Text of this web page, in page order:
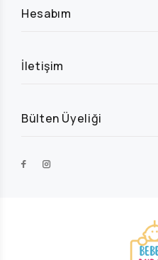
Hesabım
İletişim
Bülten Üyeliği